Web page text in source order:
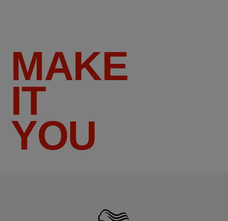
MAKE
IT
YOU